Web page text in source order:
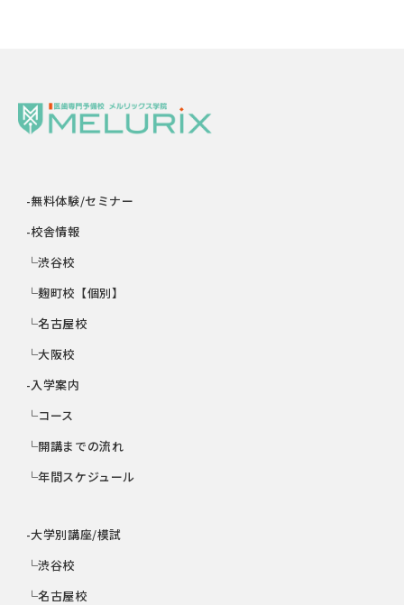
-無料体験/セミナー
-校舎情報
└渋谷校
└麹町校【個別】
└名古屋校
└大阪校
-入学案内
└コース
└開講までの流れ
└年間スケジュール
-大学別講座/模試
└渋谷校
└名古屋校